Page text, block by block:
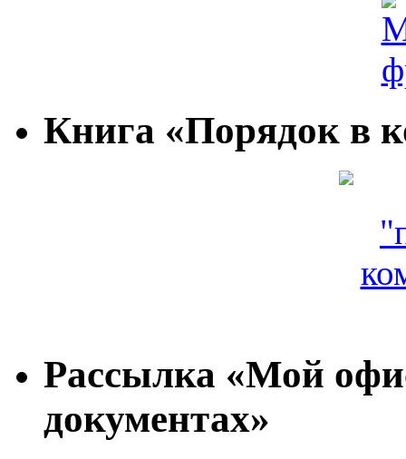
Книга «Порядок в
Рассылка «Мой
документах»